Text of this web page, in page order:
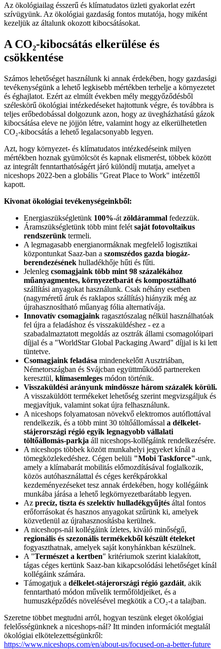
Az ökológiailag ésszerű és klímatudatos üzleti gyakorlat ezért
szívügyünk. Az ökológiai gazdaság fontos mutatója, hogy miként
kezeljük az általunk okozott kibocsátásokat.
A CO₂-kibocsátás elkerülése és
csökkentése
Számos lehetőséget használunk ki annak érdekében, hogy gazdasági
tevékenységünk a lehető legkisebb mértékben terhelje a környezetet
és éghajlatot. Ezért az elmúlt években mély meggyőződésből
széleskörű ökológiai intézkedéseket hajtottunk végre, és továbbra is
teljes erőbedobással dolgozunk azon, hogy az üvegházhatású gázok
kibocsátása eleve ne jöjjön létre, valamint hogy az elkerülhetetlen
CO₂-kibocsátás a lehető legalacsonyabb legyen.
Azt, hogy környezet- és klímatudatos intézkedéseink milyen
mértékben hoznak gyümölcsöt és kapnak elismerést, többek között
az integrált fenntarthatóságért járó különdíj mutatja, amelyet a
niceshops 2022-ben a globális "Great Place to Work" intézettől
kapott.
Kivonat ökológiai tevékenységeinkből:
Energiaszükségletünk 100%-át zöldárammal fedezzük.
Áramszükségletünk több mint felét saját fotovoltaikus
rendszerünk termeli.
A legmagasabb energianormáknak megfelelő logisztikai
központunkat Saaz-ban a szomszédos gazda biogáz-
berendezésének hulladékhője hűti és fűti.
Jelenleg csomagjaink több mint 98 százalékához
műanyagmentes, környezetbarát és komposztálható
szállítási anyagokat használunk. Csak néhány esetben
(nagyméretű áruk és raklapos szállítás) hiányzik még az
újrahasznosítható műanyag fólia alternatívája.
Innovatív csomagjaink ragasztószalag nélkül használhatóak
fel újra a feladáshoz és visszaküldéshez - ez a
szabadalmaztatott megoldás az osztrák állami csomagolóipari
díjjal és a "WorldStar Global Packaging Award" díjjal is ki lett
tüntetve.
Csomagjaink feladása mindenekelőtt Ausztriában,
Németországban és Svájcban együttműködő partnereken
keresztül, klímasemleges módon történik.
Visszaküldési arányunk mindössze három százalék körüli.
A visszaküldött termékeket lehetőség szerint megvizsgáljuk és
megjavítjuk, valamint sokat újra felhasználunk.
A niceshops folyamatosan növekvő elektromos autóflottával
rendelkezik, és a több mint 30 töltőállomással a délkelet-
stájerországi régió egyik legnagyobb vállalati
töltőállomás-parkja áll niceshops-kollégáink rendelkezésére.
A niceshops többek között munkahelyi jegyeket kínál a
tömegközlekedéshez. Cégen belüli "Mobi Taskforce"-unk,
amely a klímabarát mobilitás előmozdításával foglalkozik,
közös autóhasználattal és céges kerékpárokkal
kezdeményezéseket tesz annak érdekében, hogy kollégáink
munkába járása a lehető legkörnyezetbarátabb legyen.
Az precíz, tiszta és szelektív hulladékgyűjtés által fontos
erőforrásokat és hasznos anyagokat szűrünk ki, amelyek
közvetlenül az újrahasznosításba kerülnek.
A niceshops-nál kollégáink ízletes, kiváló minőségű,
regionális és szezonális termékekből készült ételeket
fogyaszthatnak, amelyek saját konyhánkban készülnek.
A "Természet a kertben" kritériumok szerint kialakított,
tágas céges kertünk Saaz-ban kikapcsolódási lehetőséget kínál
kollégáink számára.
Támogatjuk a délkelet-stájerországi régió gazdáit, akik
fenntartható módon művelik termőföldjeiket, és a
humuszképződés növelésével megkötik a CO₂-t a talajban.
Szeretne többet megtudni arról, hogyan teszünk eleget ökológiai
felelősségünknek a niceshops-nál? Itt minden információt megtalál
ökológiai elkötelezettségünkről:
https://www.niceshops.com/en/about-us/focused-on-a-better-future